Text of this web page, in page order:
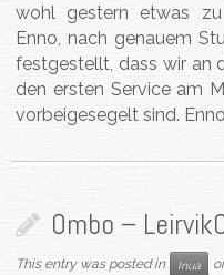
wohl gestern etwas
Enno, nach genauem
festgestellt, dass wir an
den ersten Service am
vorbeigesegelt sind.
Ombo – Leirvik
This entry was posted in Inua